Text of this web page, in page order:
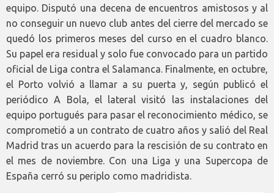
equipo. Disputó una decena de encuentros amistosos y al
no conseguir un nuevo club antes del cierre del mercado se
quedó los primeros meses del curso en el cuadro blanco.
Su papel era residual y solo fue convocado para un partido
oficial de Liga contra el Salamanca. Finalmente, en octubre,
el Porto volvió a llamar a su puerta y, según publicó el
periódico A Bola, el lateral visitó las instalaciones del
equipo portugués para pasar el reconocimiento médico, se
comprometió a un contrato de cuatro años y salió del Real
Madrid tras un acuerdo para la rescisión de su contrato en
el mes de noviembre. Con una Liga y una Supercopa de
España cerró su periplo como madridista.